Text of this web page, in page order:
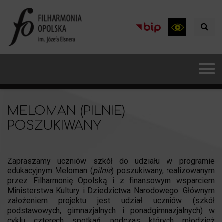
MELOMAN (PILNIE)
POSZUKIWANY
Zapraszamy uczniów szkół do udziału w programie
edukacyjnym Meloman (pilnie) poszukiwany, realizowanym
przez Filharmonię Opolską i z finansowym wsparciem
Ministerstwa Kultury i Dziedzictwa Narodowego. Głównym
założeniem projektu jest udział uczniów (szkół
podstawowych, gimnazjalnych i ponadgimnazjalnych) w